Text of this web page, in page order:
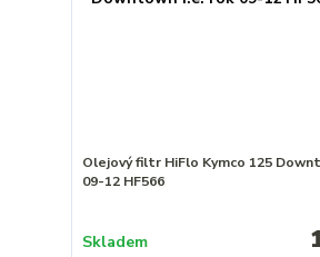
Olejový filtr HiFlo Kymco 125
09-12 HF566
Skladem